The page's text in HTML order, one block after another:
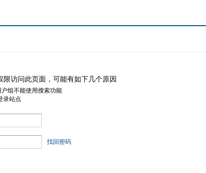
限访问此页面，可能有如下几个原因
组不能使用搜索功能
录站点
找回密码